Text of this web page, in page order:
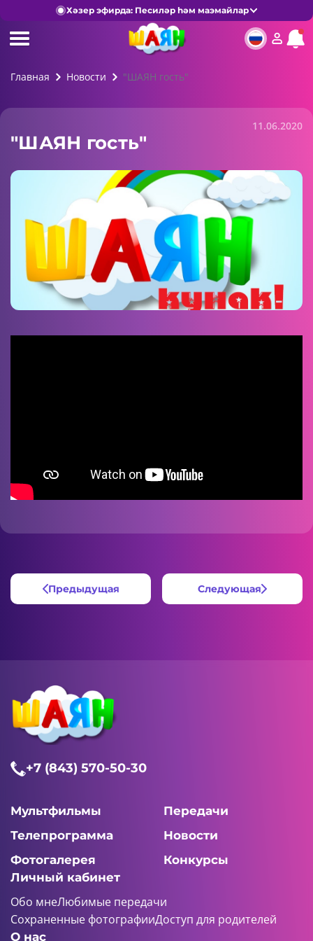
Хәзер эфирда: Песиләр һәм маэмайлар
Главная Новости "ШАЯН гость"
11.06.2020
"ШАЯН гость"
Предыдущая Следующая
+7 (843) 570-50-30
Мультфильмы
Передачи
Телепрограмма
Новости
Фотогалерея
Конкурсы
Личный кабинет
Обо мнеЛюбимые передачи
Сохраненные фотографииДоступ для родителей
О нас